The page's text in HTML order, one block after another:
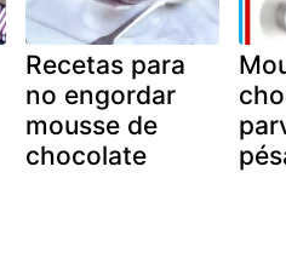
Recetas para
no engordar
mousse de
chocolate